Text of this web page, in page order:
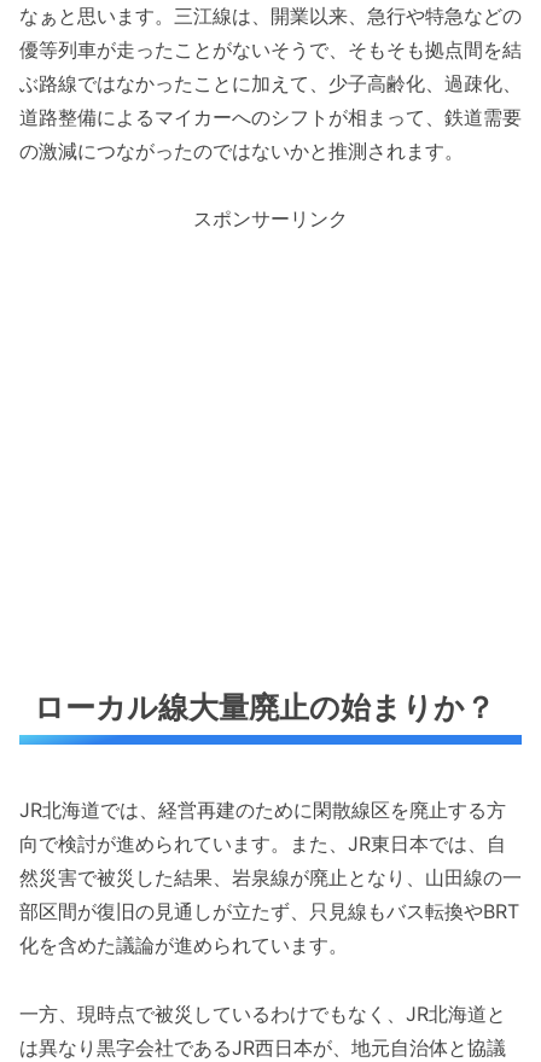
なぁと思います。三江線は、開業以来、急行や特急などの
優等列車が走ったことがないそうで、そもそも拠点間を結
ぶ路線ではなかったことに加えて、少子高齢化、過疎化、
道路整備によるマイカーへのシフトが相まって、鉄道需要
の激減につながったのではないかと推測されます。
スポンサーリンク
ローカル線大量廃止の始まりか？
JR北海道では、経営再建のために閑散線区を廃止する方
向で検討が進められています。また、JR東日本では、自
然災害で被災した結果、岩泉線が廃止となり、山田線の一
部区間が復旧の見通しが立たず、只見線もバス転換やBRT
化を含めた議論が進められています。
一方、現時点で被災しているわけでもなく、JR北海道と
は異なり黒字会社であるJR西日本が、地元自治体と協議